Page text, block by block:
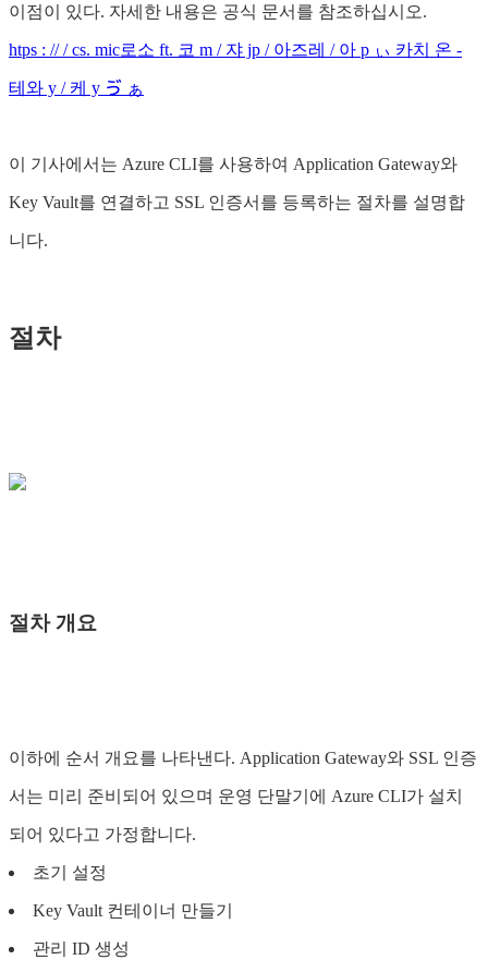
이점이 있다. 자세한 내용은 공식 문서를 참조하십시오.
htps : // / cs. mic로소 ft. 코 m / 쟈 jp / 아즈레 / 아 p ぃ 카치 온 -
테와 y / 케 y ゔ ぁ
이 기사에서는 Azure CLI를 사용하여 Application Gateway와
Key Vault를 연결하고 SSL 인증서를 등록하는 절차를 설명합
니다.
절차
절차 개요
이하에 순서 개요를 나타낸다. Application Gateway와 SSL 인증
서는 미리 준비되어 있으며 운영 단말기에 Azure CLI가 설치
되어 있다고 가정합니다.
초기 설정
Key Vault 컨테이너 만들기
관리 ID 생성